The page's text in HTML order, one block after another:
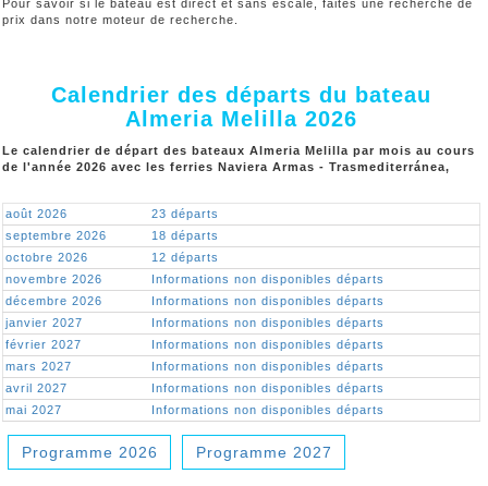
Pour savoir si le bateau est direct et sans escale, faites une recherche de
prix dans notre moteur de recherche.
Calendrier des départs du bateau
Almeria Melilla 2026
Le calendrier de départ des bateaux Almeria Melilla par mois au cours
de l'année 2026 avec les ferries Naviera Armas - Trasmediterránea,
août 2026
23 départs
septembre 2026
18 départs
octobre 2026
12 départs
novembre 2026
Informations non disponibles départs
décembre 2026
Informations non disponibles départs
janvier 2027
Informations non disponibles départs
février 2027
Informations non disponibles départs
mars 2027
Informations non disponibles départs
avril 2027
Informations non disponibles départs
mai 2027
Informations non disponibles départs
Programme 2026 Programme 2027